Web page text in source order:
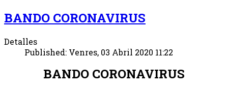
BANDO CORONAVIRUS
Detalles
Published: Venres, 03 Abril 2020 11:22
BANDO CORONAVIRUS